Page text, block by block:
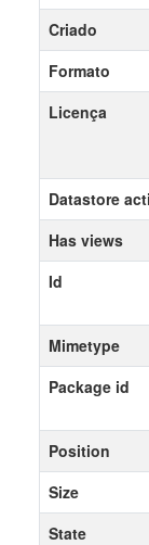
Criado
Formato
Licença
Datastore
Has views
Id
Mimetype
Package id
Position
Size
State